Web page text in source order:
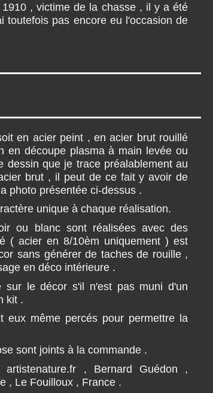
, victime de la chasse , il y a été
toutefois pas encore eu l'occasion de
en acier peint , en acier brut rouillé
en découpe plasma à main levée ou
dessin que je trace préalablement au
brut , il peut de ce fait y avoir de
photo présentée ci-dessus .
unique à chaque réalisation.
ou blanc sont réalisées avec des
( acier en 8/10èm uniquement ) est
sans générer de taches de rouille ,
en déco intérieure .
sur le décor s'il n'est pas muni d'un
kit .
même percés pour permettre la
sont joints à la commande .
artistenature.fr , Bernard Guédon ,
, Le Fouilloux , France .